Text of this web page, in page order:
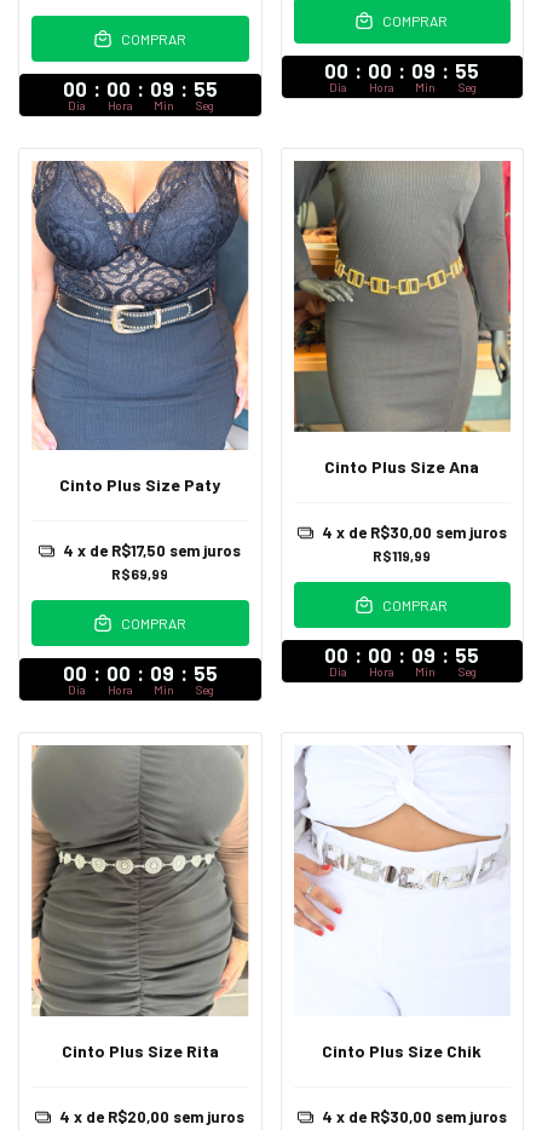
COMPRAR
00 : 00 : 09 : 54
Dia Hora Min Seg
COMPRAR
00 : 00 : 09 : 54
Dia Hora Min Seg
Cinto Plus Size Paty
R$69,99
4 x de R$17,50 sem juros
COMPRAR
00 : 00 : 09 : 54
Dia Hora Min Seg
Cinto Plus Size Ana
R$119,99
4 x de R$30,00 sem juros
COMPRAR
00 : 00 : 09 : 54
Dia Hora Min Seg
Cinto Plus Size Rita
4 x de R$20,00 sem juros
Cinto Plus Size Chik
4 x de R$30,00 sem juros